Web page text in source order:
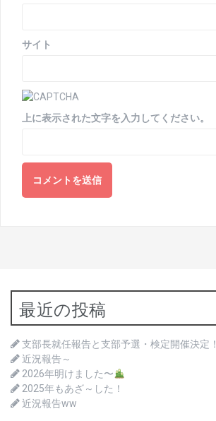
サイト
上に表示された文字を入力してください。
最近の投稿
支部長就任報告と支部予選・検定開催決定！
近況報告～
2026年明けました〜
2025年もあざ～した！
近況報告ww